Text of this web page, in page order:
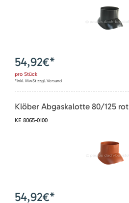
54,92€*
pro Stück
*inkl. MwSt zzgl. Versand
Klöber Abgaskalotte 80/125 rot
KE 8065-0100
54,92€*